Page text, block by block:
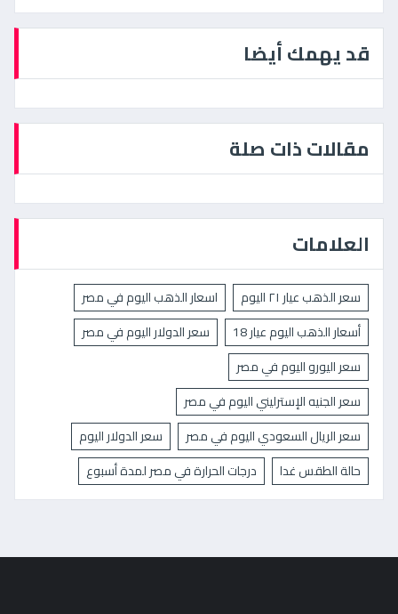
قد يهمك أيضا
مقالات ذات صلة
العلامات
سعر الذهب عيار ٢١ اليوم
اسعار الذهب اليوم في مصر
أسعار الذهب اليوم عيار 18
سعر الدولار اليوم في مصر
سعر اليورو اليوم في مصر
سعر الجنيه الإسترليني اليوم في مصر
سعر الريال السعودي اليوم في مصر
سعر الدولار اليوم
حالة الطقس غدا
درجات الحرارة في مصر لمدة أسبوع